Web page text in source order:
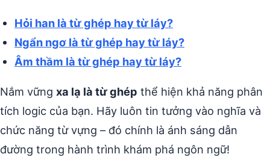
Hỏi han là từ ghép hay từ láy?
Ngẩn ngơ là từ ghép hay từ láy?
Âm thầm là từ ghép hay từ láy?
Nắm vững xa lạ là từ ghép thể hiện khả năng phân
tích logic của bạn. Hãy luôn tin tưởng vào nghĩa và
chức năng từ vựng – đó chính là ánh sáng dẫn
đường trong hành trình khám phá ngôn ngữ!